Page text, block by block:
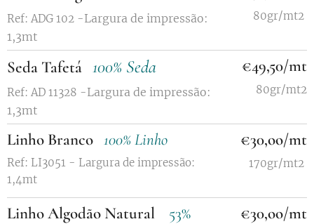
Ref: ADG 102 -Largura de impressão:
1,3mt
80gr/mt2
Seda Tafetá 100% Seda
Ref: AD 11328 -Largura de impressão:
1,3mt
€49,50/mt
80gr/mt2
Linho Branco 100% Linho
Ref: LI3051 - Largura de impressão:
1,4mt
€30,oo/mt
170gr/mt2
Linho Algodão Natural 53%
€30,oo/mt